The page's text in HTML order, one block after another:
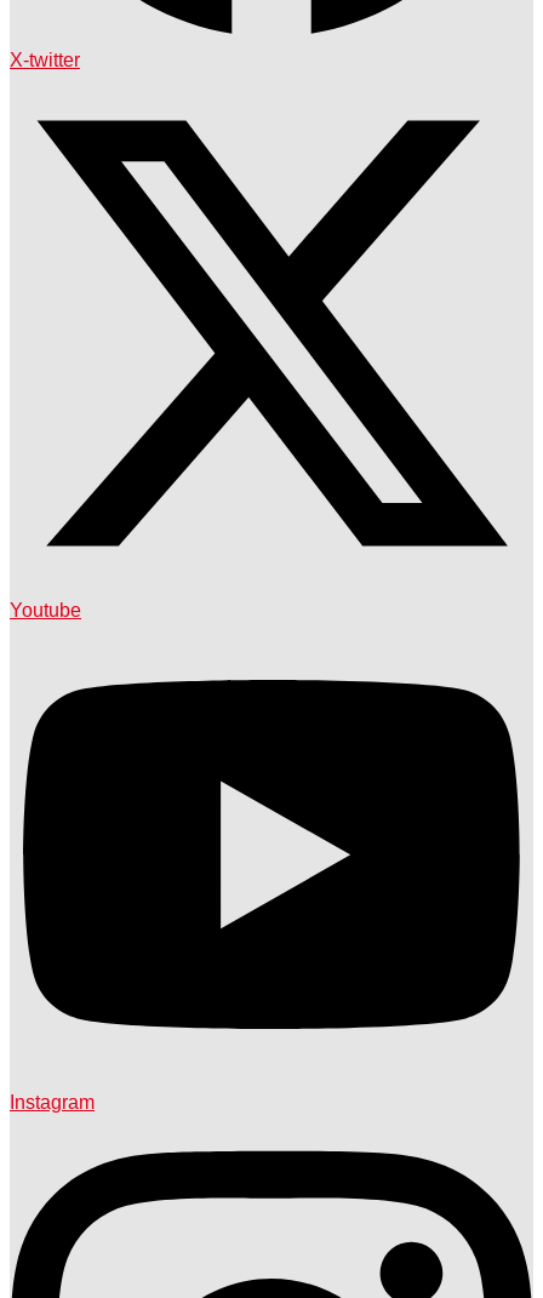
X-twitter
Youtube
Instagram